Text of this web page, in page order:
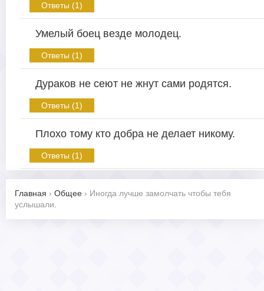
Ответы (1)
Умелый боец везде молодец.
Ответы (1)
Дураков не сеют не жнут сами родятся.
Ответы (1)
Плохо тому кто добра не делает никому.
Ответы (1)
Главная › Общее › Иногда лучше замолчать чтобы тебя
услышали.